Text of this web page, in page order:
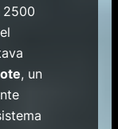
2500
, un